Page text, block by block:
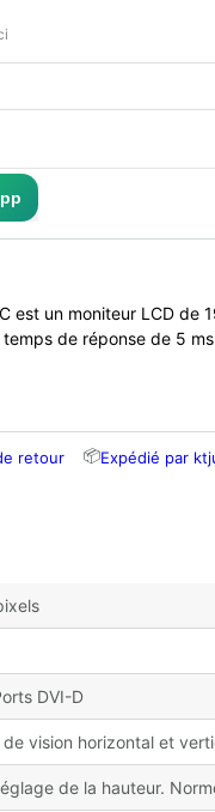
est un moniteur LCD de
de réponse de 5
retour 📦Expédié par
DVI-D
vision horizontal et
de la hauteur.